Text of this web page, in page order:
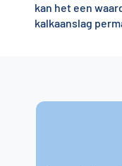
kan het een
kalkaanslag